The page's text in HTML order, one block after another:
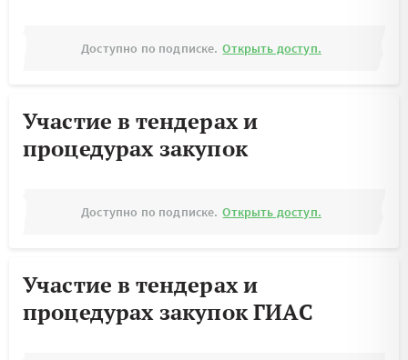
Доступно по подписке. Открыть доступ.
Участие в тендерах и
процедурах закупок
Доступно по подписке. Открыть доступ.
Участие в тендерах и
процедурах закупок ГИАС